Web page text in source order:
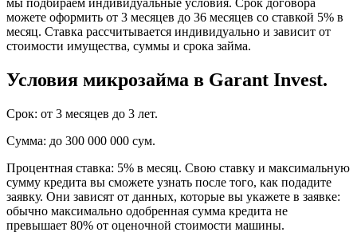
можете оформить от 3 месяцев до 36 месяцев со ставкой 5% в
месяц. Ставка рассчитывается индивидуально и зависит от
стоимости имущества, суммы и срока займа.
Условия микрозайма в Garant Invest.
Срок: от 3 месяцев до 3 лет.
Сумма: до 300 000 000 сум.
Процентная ставка: 5% в месяц. Свою ставку и максимальную
сумму кредита вы сможете узнать после того, как подадите
заявку. Они зависят от данных, которые вы укажете в заявке:
обычно максимально одобренная сумма кредита не
превышает 80% от оценочной стоимости машины.